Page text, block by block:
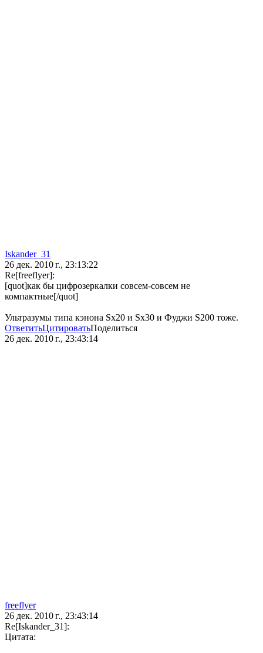
Iskander_31
26 дек. 2010 г., 23:13:22
Re[freeflyer]:
[quot]как бы цифрозеркалки совсем-совсем не
компактные[/quot]
Ультразумы типа кэнона Sx20 и Sx30 и Фуджи S200 тоже.
ОтветитьЦитироватьПоделиться
26 дек. 2010 г., 23:43:14
freeflyer
26 дек. 2010 г., 23:43:14
Re[Iskander_31]:
Цитата: